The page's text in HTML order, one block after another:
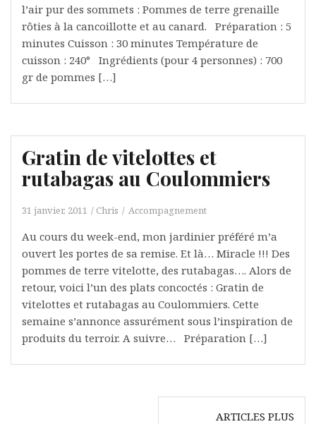
l’air pur des sommets : Pommes de terre grenaille
rôties à la cancoillotte et au canard. Préparation : 5
minutes Cuisson : 30 minutes Température de
cuisson : 240° Ingrédients (pour 4 personnes) : 700
gr de pommes […]
Gratin de vitelottes et
rutabagas au Coulommiers
31 janvier, 2011 Chris Accompagnement
Au cours du week-end, mon jardinier préféré m’a
ouvert les portes de sa remise. Et là… Miracle !!! Des
pommes de terre vitelotte, des rutabagas…. Alors de
retour, voici l’un des plats concoctés : Gratin de
vitelottes et rutabagas au Coulommiers. Cette
semaine s’annonce assurément sous l’inspiration de
produits du terroir. A suivre… Préparation […]
ARTICLES PLUS